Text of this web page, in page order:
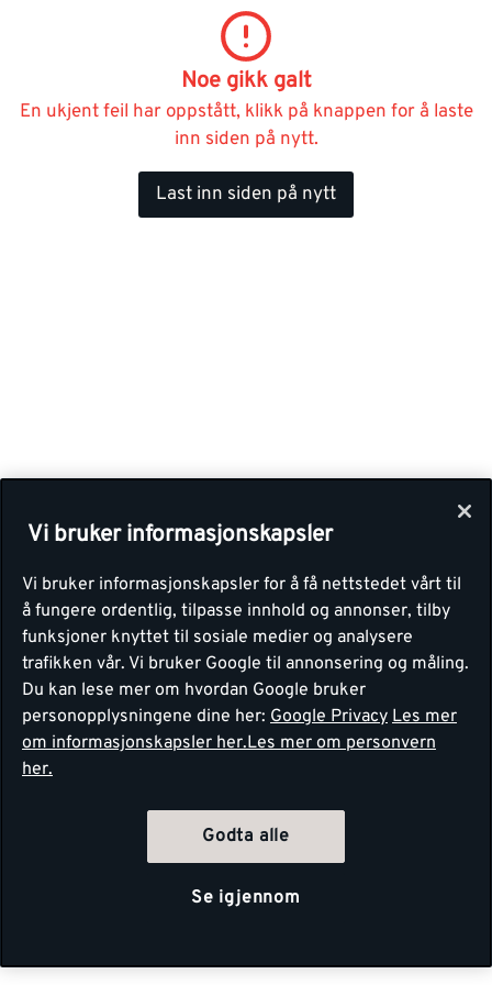
Noe gikk galt
En ukjent feil har oppstått, klikk på knappen for å laste
inn siden på nytt.
Last inn siden på nytt
Vi bruker informasjonskapsler
Vi bruker informasjonskapsler for å få nettstedet vårt til
å fungere ordentlig, tilpasse innhold og annonser, tilby
funksjoner knyttet til sosiale medier og analysere
trafikken vår. Vi bruker Google til annonsering og måling.
Du kan lese mer om hvordan Google bruker
personopplysningene dine her: Google Privacy Les mer
om informasjonskapsler her.Les mer om personvern
her.
Godta alle
Se igjennom